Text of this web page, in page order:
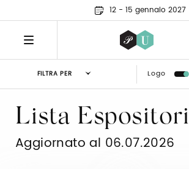
12 - 15 gennaio 2027
FILTRA PER Logo
Lista Espositori
Aggiornato al 06.07.2026